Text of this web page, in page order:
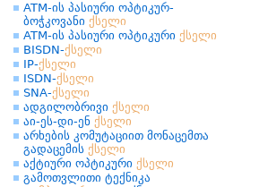
ATM-ის პასიური ოპტიკურ-
ბოჭკოვანი ქსელი
ATM-ის პასიური ოპტიკური ქსელი
BISDN-ქსელი
IP-ქსელი
ISDN-ქსელი
SNA-ქსელი
ადგილობრივი ქსელი
აი-ეს-დი-ენ ქსელი
არხების კომუტაციით მონაცემთა
გადაცემის ქსელი
აქტიური ოპტიკური ქსელი
გამოთვლითი ტექნიკა